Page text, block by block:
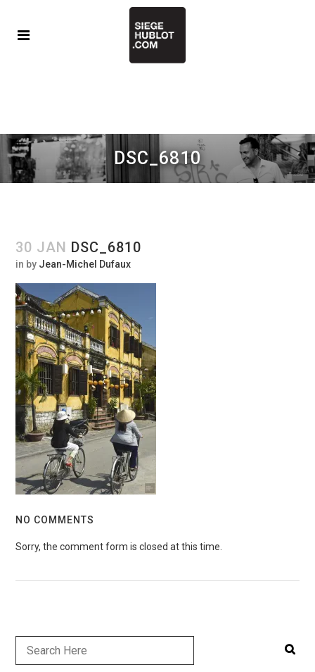
DSC_6810
30 JAN DSC_6810
in by Jean-Michel Dufaux
NO COMMENTS
Sorry, the comment form is closed at this time.